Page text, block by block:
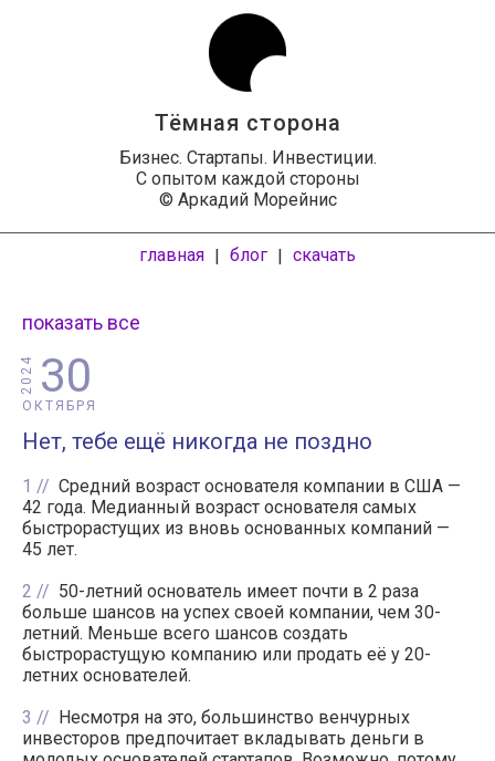
Тёмная сторона
Бизнес. Стартапы. Инвестиции.
С опытом каждой стороны
© Аркадий Морейнис
главная | блог | скачать
показать все
30
ОКТЯБРЯ
2024
Нет, тебе ещё никогда не поздно
1
Средний возраст основателя компании в США —
42 года. Медианный возраст основателя самых
быстрорастущих из вновь основанных компаний —
45 лет.
2
50-летний основатель имеет почти в 2 раза
больше шансов на успех своей компании, чем 30-
летний. Меньше всего шансов создать
быстрорастущую компанию или продать её у 20-
летних основателей.
3
Несмотря на это, большинство венчурных
инвесторов предпочитает вкладывать деньги в